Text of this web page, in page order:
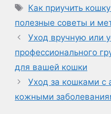
Метки
Как приучить
полезные советы и
Уход вручную или
профессионального
для вашей кошки
Уход за кошками с
кожными